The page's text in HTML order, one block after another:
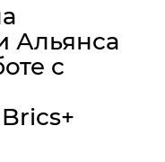
Альянса
с